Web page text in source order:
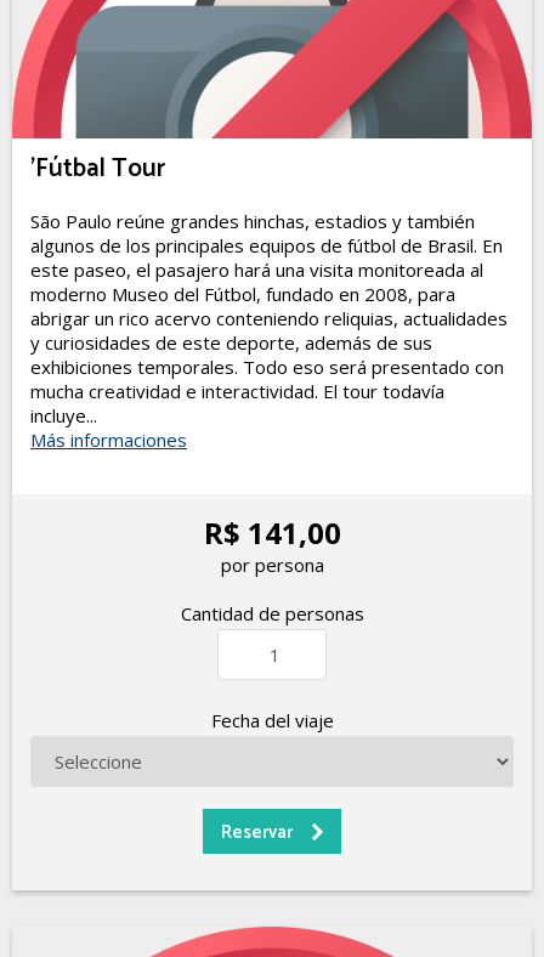
'Fútbal Tour
São Paulo reúne grandes hinchas, estadios y también
algunos de los principales equipos de fútbol de Brasil. En
este paseo, el pasajero hará una visita monitoreada al
moderno Museo del Fútbol, fundado en 2008, para
abrigar un rico acervo conteniendo reliquias, actualidades
y curiosidades de este deporte, además de sus
exhibiciones temporales. Todo eso será presentado con
mucha creatividad e interactividad. El tour todavía
incluye...
Más informaciones
R$ 141,00
por persona
Cantidad de personas
Fecha del viaje